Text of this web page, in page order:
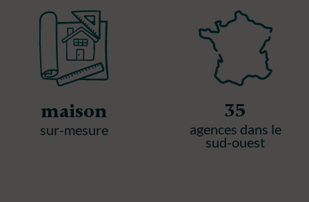
maison
sur-mesure
35
agences dans le
sud-ouest